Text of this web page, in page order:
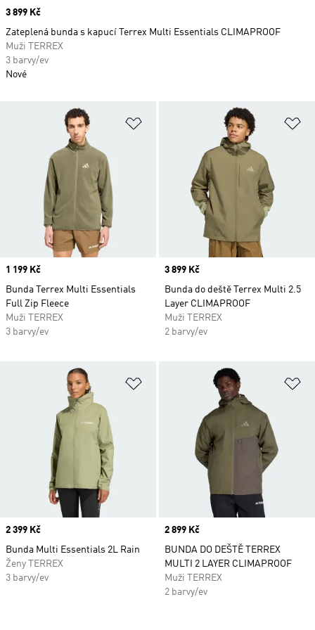
Přidat do seznamu přání
Price
1 199 Kč
Bunda Terrex Multi Essentials
Full Zip Fleece
Muži TERREX
3 barvy/ev
Price
3 899 Kč
Bunda do deště Terrex Multi 2.5
Layer CLIMAPROOF
Muži TERREX
2 barvy/ev
Přidat do seznamu přání
Price
2 399 Kč
Bunda Multi Essentials 2L Rain
Ženy TERREX
3 barvy/ev
Price
2 899 Kč
BUNDA DO DEŠTĚ TERREX
MULTI 2 LAYER CLIMAPROOF
Muži TERREX
2 barvy/ev
Price
3 899 Kč
Zateplená bunda s kapucí Terrex Multi Essentials CLIMAPROOF
Muži TERREX
3 barvy/ev
Nové